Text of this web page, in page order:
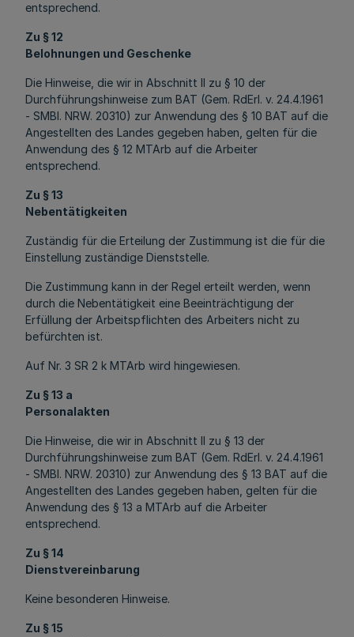
entsprechend.
Zu § 12
Belohnungen und Geschenke
Die Hinweise, die wir in Abschnitt II zu § 10 der
Durchführungshinweise zum BAT (Gem. RdErl. v. 24.4.1961
- SMBl. NRW. 20310) zur Anwendung des § 10 BAT auf die
Angestellten des Landes gegeben haben, gelten für die
Anwendung des § 12 MTArb auf die Arbeiter
entsprechend.
Zu § 13
Nebentätigkeiten
Zuständig für die Erteilung der Zustimmung ist die für die
Einstellung zuständige Dienststelle.
Die Zustimmung kann in der Regel erteilt werden, wenn
durch die Nebentätigkeit eine Beeinträchtigung der
Erfüllung der Arbeitspflichten des Arbeiters nicht zu
befürchten ist.
Auf Nr. 3 SR 2 k MTArb wird hingewiesen.
Zu § 13 a
Personalakten
Die Hinweise, die wir in Abschnitt II zu § 13 der
Durchführungshinweise zum BAT (Gem. RdErl. v. 24.4.1961
- SMBl. NRW. 20310) zur Anwendung des § 13 BAT auf die
Angestellten des Landes gegeben haben, gelten für die
Anwendung des § 13 a MTArb auf die Arbeiter
entsprechend.
Zu § 14
Dienstvereinbarung
Keine besonderen Hinweise.
Zu § 15